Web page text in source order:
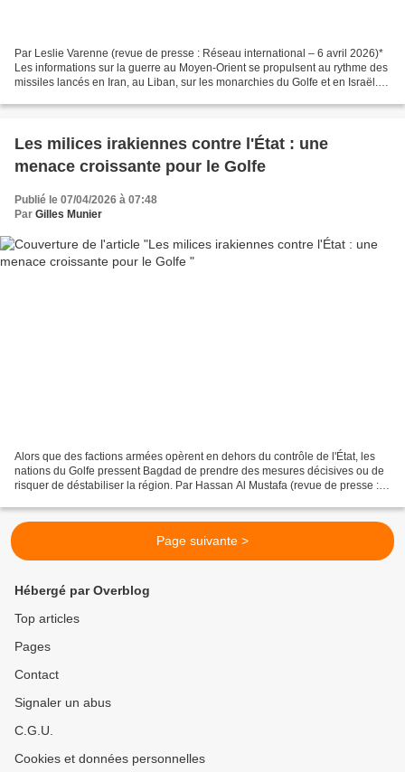
Par Leslie Varenne (revue de presse : Réseau international – 6 avril 2026)*
Les informations sur la guerre au Moyen-Orient se propulsent au rythme des
missiles lancés en Iran, au Liban, sur les monarchies du Golfe et en Israël.
Les milices irakiennes contre l'État : une
menace croissante pour le Golfe
Publié le 07/04/2026 à 07:48
Par Gilles Munier
Alors que des factions armées opèrent en dehors du contrôle de l'État, les
nations du Golfe pressent Bagdad de prendre des mesures décisives ou de
risquer de déstabiliser la région. Par Hassan Al Mustafa (revue de presse :
Page suivante >
Hébergé par Overblog
Top articles
Pages
Contact
Signaler un abus
C.G.U.
Cookies et données personnelles